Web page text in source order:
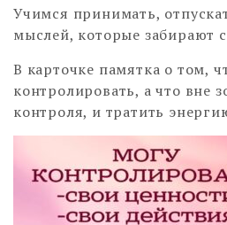
Учимся принимать,
мыслей, которые забирают
В карточке памятка о том,
контролировать, а что вне
контроля, и тратить